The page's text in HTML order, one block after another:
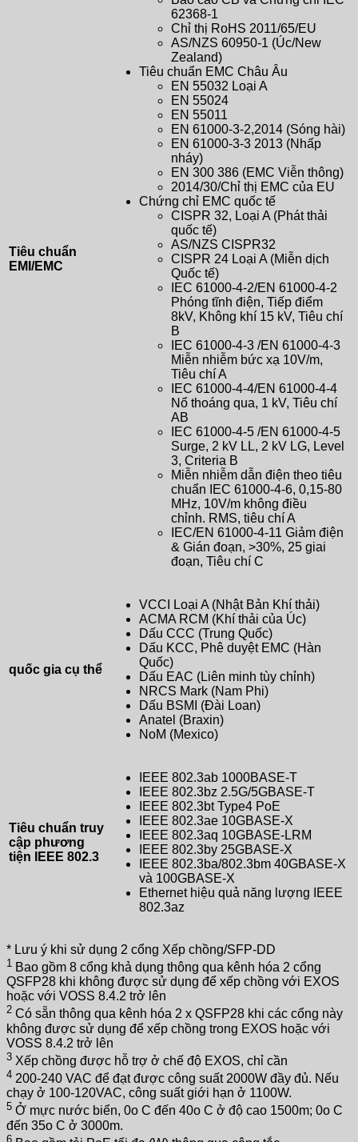
Tiêu chuẩn
EMI/EMC
62368-1
Chỉ thị RoHS 2011/65/EU
AS/NZS 60950-1 (Úc/New
Zealand)
Tiêu chuẩn EMC Châu Âu
EN 55032 Loại A
EN 55024
EN 55011
EN 61000-3-2,2014 (Sóng hài)
EN 61000-3-3 2013 (Nhấp
nháy)
EN 300 386 (EMC Viễn thông)
2014/30/Chỉ thị EMC của EU
Chứng chỉ EMC quốc tế
CISPR 32, Loại A (Phát thải
quốc tế)
AS/NZS CISPR32
CISPR 24 Loại A (Miễn dịch
Quốc tế)
IEC 61000-4-2/EN 61000-4-2
Phóng tĩnh điện, Tiếp điểm
8kV, Không khí 15 kV, Tiêu chí
B
IEC 61000-4-3 /EN 61000-4-3
Miễn nhiễm bức xạ 10V/m,
Tiêu chí A
IEC 61000-4-4/EN 61000-4-4
Nổ thoáng qua, 1 kV, Tiêu chí
AB
IEC 61000-4-5 /EN 61000-4-5
Surge, 2 kV LL, 2 kV LG, Level
3, Criteria B
Miễn nhiễm dẫn điện theo tiêu
chuẩn IEC 61000-4-6, 0,15-80
MHz, 10V/m không điều
chỉnh. RMS, tiêu chí A
IEC/EN 61000-4-11 Giảm điện
& Gián đoạn, >30%, 25 giai
đoạn, Tiêu chí C
quốc gia cụ thể
VCCI Loại A (Nhật Bản Khí thải)
ACMA RCM (Khí thải của Úc)
Dấu CCC (Trung Quốc)
Dấu KCC, Phê duyệt EMC (Hàn
Quốc)
Dấu EAC (Liên minh tùy chỉnh)
NRCS Mark (Nam Phi)
Dấu BSMI (Đài Loan)
Anatel (Braxin)
NoM (Mexico)
Tiêu chuẩn truy
cập phương
tiện IEEE 802.3
IEEE 802.3ab 1000BASE-T
IEEE 802.3bz 2.5G/5GBASE-T
IEEE 802.3bt Type4 PoE
IEEE 802.3ae 10GBASE-X
IEEE 802.3aq 10GBASE-LRM
IEEE 802.3by 25GBASE-X
IEEE 802.3ba/802.3bm 40GBASE-X
và 100GBASE-X
Ethernet hiệu quả năng lượng IEEE
802.3az
* Lưu ý khi sử dụng 2 cổng Xếp chồng/SFP-DD
1 Bao gồm 8 cổng khả dụng thông qua kênh hóa 2 cổng
QSFP28 khi không được sử dụng để xếp chồng với EXOS
hoặc với VOSS 8.4.2 trở lên
2 Có sẵn thông qua kênh hóa 2 x QSFP28 khi các cổng này
không được sử dụng để xếp chồng trong EXOS hoặc với
VOSS 8.4.2 trở lên
3 Xếp chồng được hỗ trợ ở chế độ EXOS, chỉ cần
4 200-240 VAC để đạt được công suất 2000W đầy đủ. Nếu
chạy ở 100-120VAC, công suất giới hạn ở 1100W.
5 Ở mực nước biển, 0o C đến 40o C ở độ cao 1500m; 0o C
đến 35o C ở 3000m.
6